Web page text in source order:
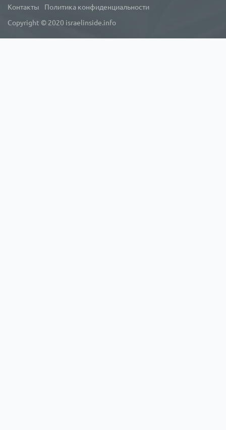
Copyright © 2020 israelinside.info
Контакты Политика конфиденциальности